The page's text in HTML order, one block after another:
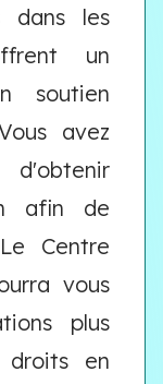
dans les
un
soutien
avez
d'obtenir
afin de
Centre
vous
plus
droits en